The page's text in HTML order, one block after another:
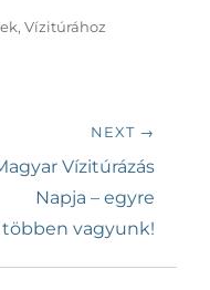
, Vízitúrához
NEXT →
Vízitúrázás
Napja – egyre
többen vagyunk!